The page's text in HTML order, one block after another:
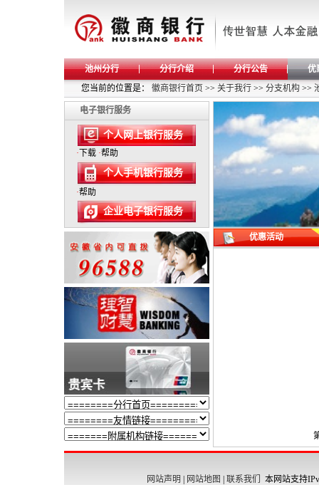
池州分行 分行介绍 分行公告
优
您当前的位置是： 徽商银行首页 >> 关于我行 >> 分支机构 >>
电子银行服务
个人网上银行服务
· 下载 ·帮助
个人手机银行服务
·帮助
企业电子银行服务
优惠活动
网站声明 网站地图 联系我们
本网站支持